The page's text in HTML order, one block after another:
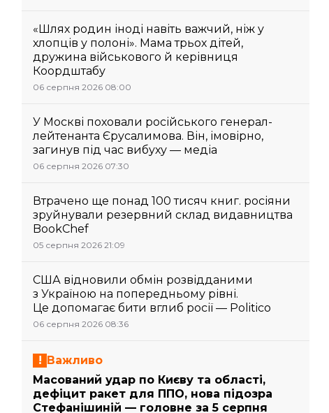
«Шлях родин іноді навіть важчий, ніж у
хлопців у полоні». Мама трьох дітей,
дружина військового й керівниця
Коордштабу
06 серпня 2026 08:00
У Москві поховали російського генерал-
лейтенанта Єрусалимова. Він, імовірно,
загинув під час вибуху — медіа
06 серпня 2026 07:30
Втрачено ще понад 100 тисяч книг. росіяни
зруйнували резервний склад видавництва
BookChef
05 серпня 2026 21:09
США відновили обмін розвідданими
з Україною на попередньому рівні.
Це допомагає бити вглиб росії — Politico
06 серпня 2026 08:36
Важливо
Масований удар по Києву та області,
дефіцит ракет для ППО, нова підозра
Стефанішиній — головне за 5 серпня